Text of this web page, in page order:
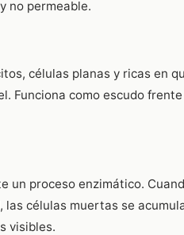
no permeable.
células planas y ricas en
Funciona como escudo frente
un proceso enzimático.
células muertas se
visibles.